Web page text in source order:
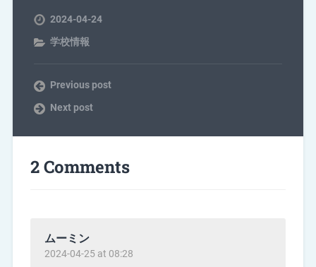
2024-04-24
学校情報
Previous post
Next post
2 Comments
ムーミン
2024-04-25 at 08:28